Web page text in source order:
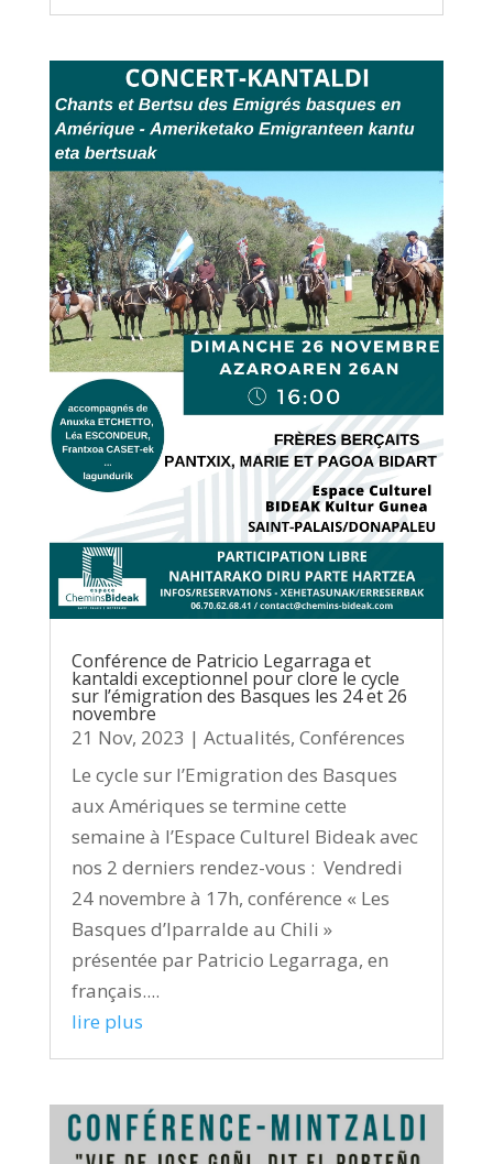
Conférence de Patricio Legarraga et
kantaldi exceptionnel pour clore le cycle
sur l’émigration des Basques les 24 et 26
novembre
21 Nov, 2023 | Actualités, Conférences
Le cycle sur l’Emigration des Basques
aux Amériques se termine cette
semaine à l’Espace Culturel Bideak avec
nos 2 derniers rendez-vous : Vendredi
24 novembre à 17h, conférence « Les
Basques d’Iparralde au Chili »
présentée par Patricio Legarraga, en
français....
lire plus